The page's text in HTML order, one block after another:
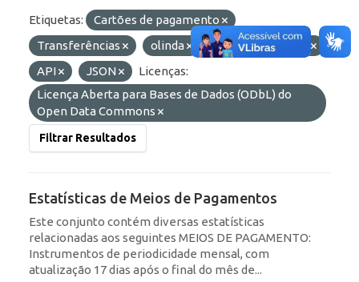
Etiquetas:
Cartões de pagamento
Transferências
olinda Formatos:
OData
API
JSON
Licenças:
Licença Aberta para Bases de Dados (ODbL) do
Open Data Commons
Filtrar Resultados
Estatísticas de Meios de Pagamentos
Este conjunto contém diversas estatísticas
relacionadas aos seguintes MEIOS DE PAGAMENTO:
Instrumentos de periodicidade mensal, com
atualização 17 dias após o final do mês de...